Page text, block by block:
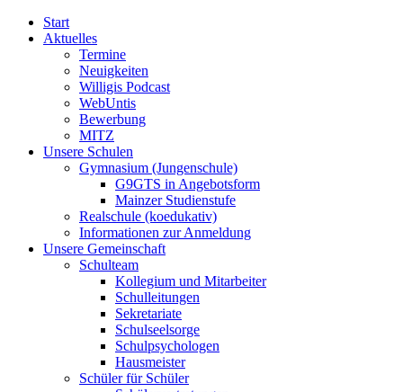
Start
Aktuelles
Termine
Neuigkeiten
Willigis Podcast
WebUntis
Bewerbung
MITZ
Unsere Schulen
Gymnasium (Jungenschule)
G9GTS in Angebotsform
Mainzer Studienstufe
Realschule (koedukativ)
Informationen zur Anmeldung
Unsere Gemeinschaft
Schulteam
Kollegium und Mitarbeiter
Schulleitungen
Sekretariate
Schulseelsorge
Schulpsychologen
Hausmeister
Schüler für Schüler